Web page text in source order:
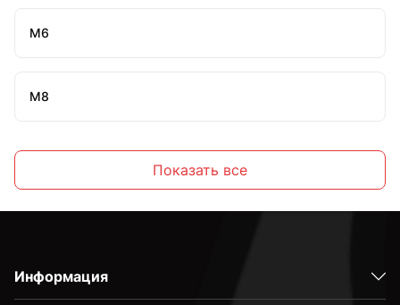
М6
М8
Показать все
Информация